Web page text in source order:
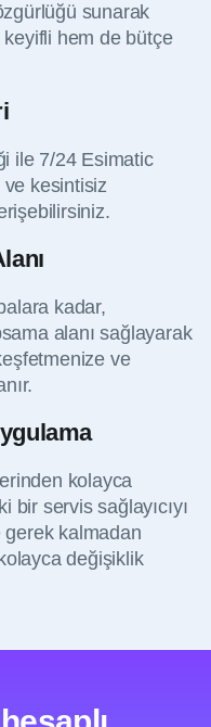
sunarak
hem de bütçe
ile 7/24 Esimatic
ve kesintisiz
kadar,
alanı sağlayarak
ve
kolayca
bir servis sağlayıcıyı
kalmadan
değişiklik